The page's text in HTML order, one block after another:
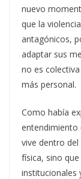
nuevo
que la
antagónicos,
adaptar sus
no es
más personal.
Como había
entendimiento
vive dentro
física, sino
institucionales